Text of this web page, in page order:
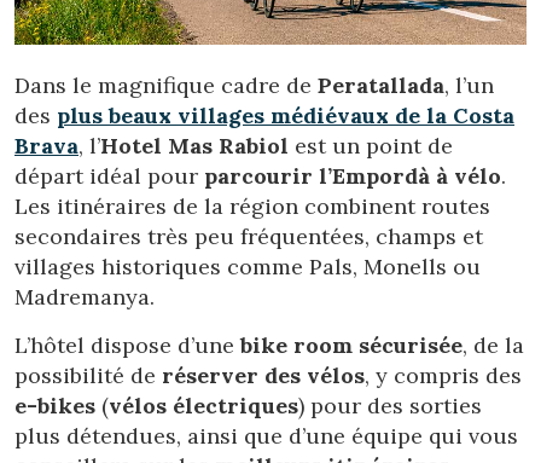
Dans le magnifique cadre de Peratallada, l’un
des plus beaux villages médiévaux de la Costa
Brava, l’Hotel Mas Rabiol est un point de
départ idéal pour parcourir l’Empordà à vélo.
Les itinéraires de la région combinent routes
secondaires très peu fréquentées, champs et
villages historiques comme Pals, Monells ou
Madremanya.
L’hôtel dispose d’unebike room sécurisée, de la
possibilité de réserver des vélos, y compris des
e-bikes (vélos électriques) pour des sorties
plus détendues, ainsi que d’une équipe qui vous
Modifier les cookies